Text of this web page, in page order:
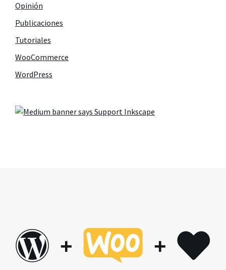
Opinión
Publicaciones
Tutoriales
WooCommerce
WordPress
+ +